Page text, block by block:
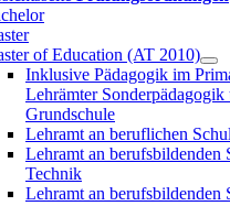
of Education (AT 2010)
Inklusive Pädagogik im
Lehrämter Sonderpädagogik
Grundschule
Lehramt an beruflichen
Lehramt an berufsbildenden
Technik
Lehramt an berufsbildenden